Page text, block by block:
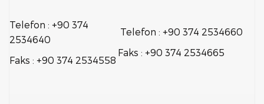
Telefon : +90 374
2534640
Faks : +90 374 2534558
Telefon : +90 374 2534660
Faks : +90 374 2534665